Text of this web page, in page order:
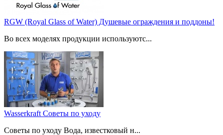
RGW (Royal Glass of Water) Душевые ограждения и поддоны!
Во всех моделях продукции используютс...
Wasserkraft Советы по уходу
Советы по уходу Вода, известковый н...